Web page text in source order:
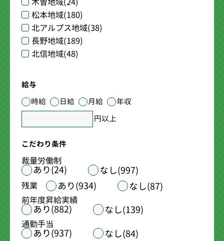
松本地域(180)
北アルプス地域(38)
長野地域(189)
北信地域(48)
給与
時給
日給 月給
年収
円以上
こだわり条件
裁量労働制
あり(24) なし(997)
残業 あり(934) なし(87)
前年度昇給実績
あり(882) なし(139)
通勤手当
あり(937) なし(84)